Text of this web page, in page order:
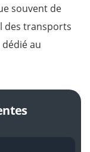
souvent de
des transports
au